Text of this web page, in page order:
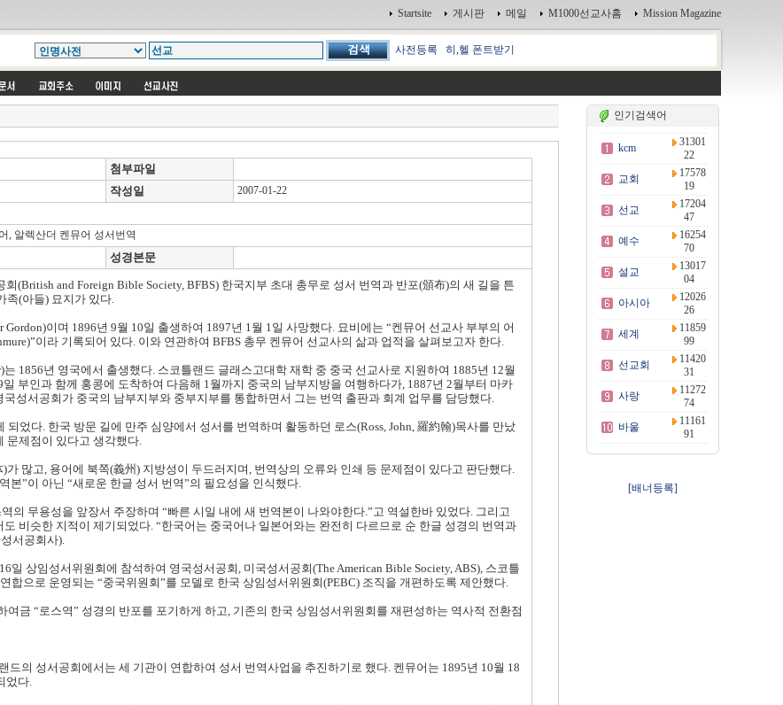
Startsite 게시판 메일 M1000선교사홈 Mission Magazine
사전등록 히,헬 폰트받기
첨부파일
작성일 2007-01-22
, 알렉산더 켄뮤어 성서번역
성경본문
(British and Foreign Bible Society, BFBS) 한국지부 초대 총무로 성서 번역과 반포(頒布)의 새 길을 튼
족(아들) 묘지가 있다.
Gordon)이며 1896년 9월 10일 출생하여 1897년 1월 1일 사망했다. 묘비에는 “켄뮤어 선교사 부부의 어
이라 기록되어 있다. 이와 연관하여 BFBS 총무 켄뮤어 선교사의 삶과 업적을 살펴보고자 한다.
는 1856년 영국에서 출생했다. 스코틀랜드 글래스고대학 재학 중 중국 선교사로 지원하여 1885년 12월
부인과 함께 홍콩에 도착하여 다음해 1월까지 중국의 남부지방을 여행하다가, 1887년 2월부터 마카
성서공회가 중국의 남부지부와 중부지부를 통합하면서 그는 번역 출판과 회계 업무를 담당했다.
되었다. 한국 방문 길에 만주 심양에서 성서를 번역하며 활동하던 로스(Ross, John, 羅約翰)목사를 만났
문제점이 있다고 생각했다.
가 많고, 용어에 북쪽(義州) 지방성이 두드러지며, 번역상의 오류와 인쇄 등 문제점이 있다고 판단했다.
본”이 아닌 “새로운 한글 성서 번역”의 필요성을 인식했다.
의 무용성을 앞장서 주장하며 “빠른 시일 내에 새 번역본이 나와야한다.”고 역설한바 있었다. 그리고
비슷한 지적이 제기되었다. “한국어는 중국어나 일본어와는 완전히 다르므로 순 한글 성경의 번역과
서공회사).
일 상임성서위원회에 참석하여 영국성서공회, 미국성서공회(The American Bible Society, ABS), 스코틀
합으로 운영되는 “중국위원회”를 모델로 한국 상임성서위원회(PEBC) 조직을 개편하도록 제안했다.
여금 “로스역” 성경의 반포를 포기하게 하고, 기존의 한국 상임성서위원회를 재편성하는 역사적 전환점
드의 성서공회에서는 세 기관이 연합하여 성서 번역사업을 추진하기로 했다. 켄뮤어는 1895년 10월 18
었다.
인기검색어
kcm
31301
22
교회
17578
19
선교
17204
47
예수
16254
70
설교
13017
04
아시아
12026
26
세계
11859
99
선교회
11420
31
사랑
11272
74
바울
11161
91
[배너등록]